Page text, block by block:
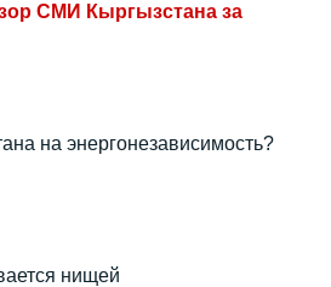
СМИ Кыргызстана за
на энергонезависимость?
нищей